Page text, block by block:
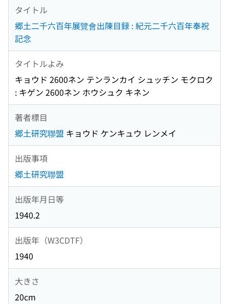
タイトル
郷土二千六百年展覽會出陳目録 : 紀元二千六百年奉祝
記念
タイトルよみ
キョウド 2600ネン テンランカイ シュッチン モクロク
: キゲン 2600ネン ホウシュク キネン
著者標目
郷土研究聯盟 キョウド ケンキュウ レンメイ
出版事項
郷土研究聯盟
出版年月日等
1940.2
出版年（W3CDTF）
1940
大きさ
20cm